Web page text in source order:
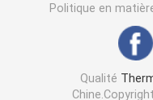
Varistance CMS
Politique en
Qualité